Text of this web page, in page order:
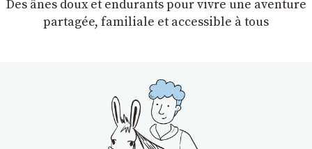
Des ânes doux et endurantspour vivre une aventure
partagée, familiale et accessible à tous